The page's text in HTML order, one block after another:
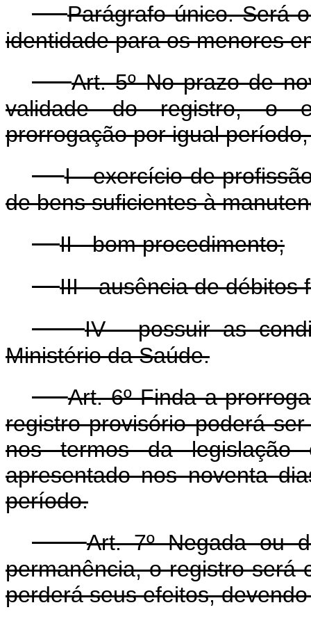
Parágrafo único. Será
identidade para os menores
Art. 5º No prazo de
validade do registro, o
prorrogação por igual
I - exercício de
de bens suficientes à
II - bom procedimento;
III - ausência de débitos
IV - possuir as
Ministério da Saúde.
Art. 6º Finda a
registro provisório poderá
nos termos da legislação
apresentado nos noventa
período.
Art. 7º Negada ou
permanência, o registro será
perderá seus efeitos,